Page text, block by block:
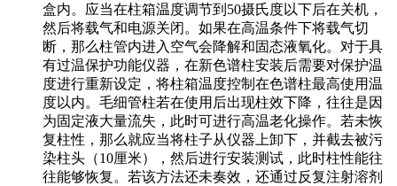
盒内。应当在柱箱温度调节到50摄氏度以下后在关机，
然后将载气和电源关闭。如果在高温条件下将载气切
断，那么柱管内进入空气会降解和固态液氧化。对于具
有过温保护功能仪器，在新色谱柱安装后需要对保护温
度进行重新设定，将柱箱温度控制在色谱柱最高使用温
度以内。毛细管柱若在使用后出现柱效下降，往往是因
为固定液大量流失，此时可进行高温老化操作。若未恢
复柱性，那么就应当将柱子从仪器上卸下，并截去被污
染柱头（10厘米），然后进行安装测试，此时柱性能往
往能够恢复。若该方法还未奏效，还通过反复注射溶剂